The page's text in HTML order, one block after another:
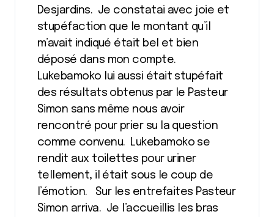
Desjardins. Je constatai avec joie et
stupéfaction que le montant qu’il
m’avait indiqué était bel et bien
déposé dans mon compte.
Lukebamoko lui aussi était stupéfait
des résultats obtenus par le Pasteur
Simon sans même nous avoir
rencontré pour prier su la question
comme convenu. Lukebamoko se
rendit aux toilettes pour uriner
tellement, il était sous le coup de
l’émotion. Sur les entrefaites Pasteur
Simon arriva. Je l’accueillis les bras